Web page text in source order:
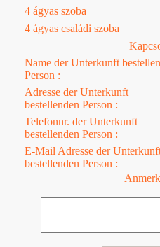
4 ágyas szoba
4 ágyas családi szoba
Name der Unterkunft
Person :
Adresse der Unterkunft
bestellenden Person :
Telefonnr. der Unterkunft
bestellenden Person :
E-Mail Adresse der
bestellenden Person :